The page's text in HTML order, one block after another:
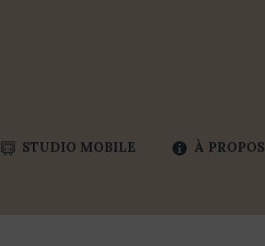
STUDIO MOBILE À PROPOS